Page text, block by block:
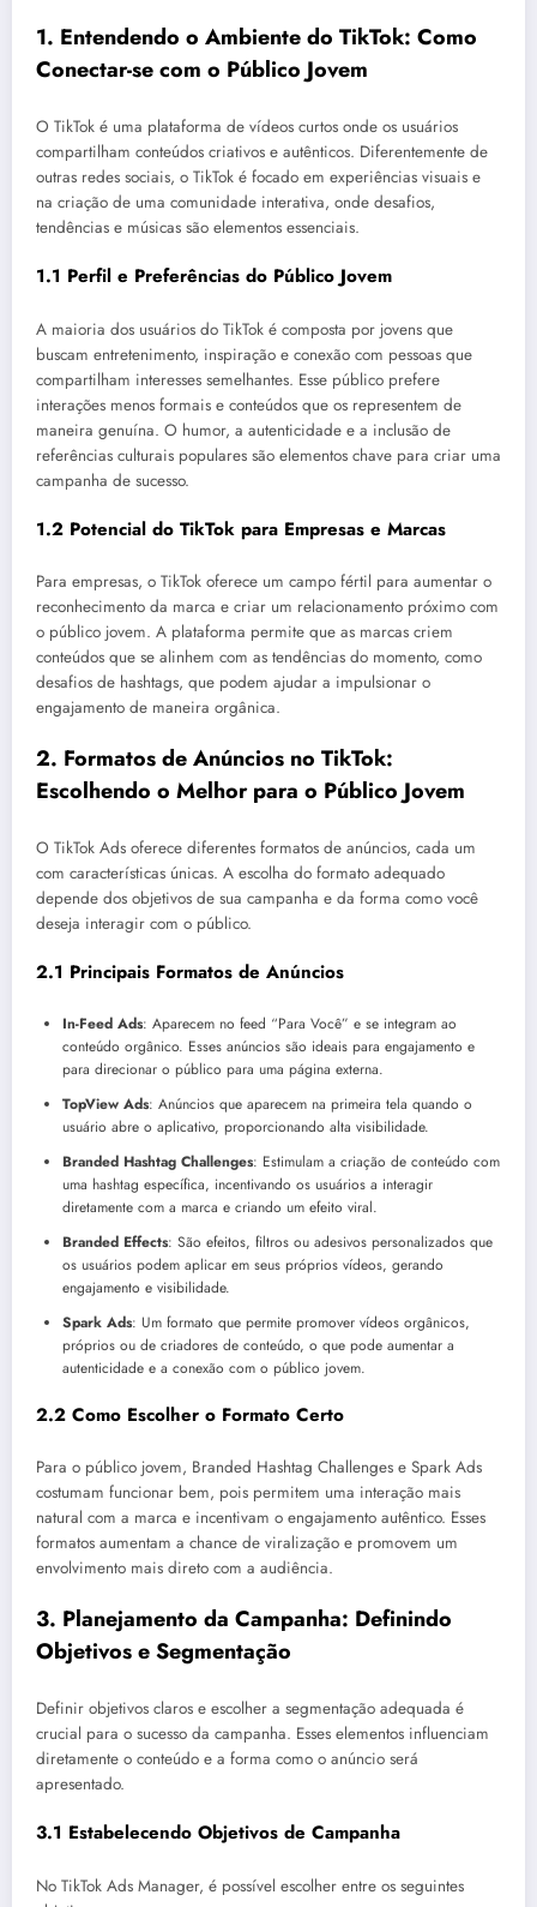
1. Entendendo o Ambiente do TikTok: Como
Conectar-se com o Público Jovem
O TikTok é uma plataforma de vídeos curtos onde os usuários
compartilham conteúdos criativos e autênticos. Diferentemente de
outras redes sociais, o TikTok é focado em experiências visuais e
na criação de uma comunidade interativa, onde desafios,
tendências e músicas são elementos essenciais.
1.1 Perfil e Preferências do Público Jovem
A maioria dos usuários do TikTok é composta por jovens que
buscam entretenimento, inspiração e conexão com pessoas que
compartilham interesses semelhantes. Esse público prefere
interações menos formais e conteúdos que os representem de
maneira genuína. O humor, a autenticidade e a inclusão de
referências culturais populares são elementos chave para criar uma
campanha de sucesso.
1.2 Potencial do TikTok para Empresas e Marcas
Para empresas, o TikTok oferece um campo fértil para aumentar o
reconhecimento da marca e criar um relacionamento próximo com
o público jovem. A plataforma permite que as marcas criem
conteúdos que se alinhem com as tendências do momento, como
desafios de hashtags, que podem ajudar a impulsionar o
engajamento de maneira orgânica.
2. Formatos de Anúncios no TikTok:
Escolhendo o Melhor para o Público Jovem
O TikTok Ads oferece diferentes formatos de anúncios, cada um
com características únicas. A escolha do formato adequado
depende dos objetivos de sua campanha e da forma como você
deseja interagir com o público.
2.1 Principais Formatos de Anúncios
In-Feed Ads: Aparecem no feed “Para Você” e se integram ao
conteúdo orgânico. Esses anúncios são ideais para engajamento e
para direcionar o público para uma página externa.
TopView Ads: Anúncios que aparecem na primeira tela quando o
usuário abre o aplicativo, proporcionando alta visibilidade.
Branded Hashtag Challenges: Estimulam a criação de conteúdo com
uma hashtag específica, incentivando os usuários a interagir
diretamente com a marca e criando um efeito viral.
Branded Effects: São efeitos, filtros ou adesivos personalizados que
os usuários podem aplicar em seus próprios vídeos, gerando
engajamento e visibilidade.
Spark Ads: Um formato que permite promover vídeos orgânicos,
próprios ou de criadores de conteúdo, o que pode aumentar a
autenticidade e a conexão com o público jovem.
2.2 Como Escolher o Formato Certo
Para o público jovem, Branded Hashtag Challenges e Spark Ads
costumam funcionar bem, pois permitem uma interação mais
natural com a marca e incentivam o engajamento autêntico. Esses
formatos aumentam a chance de viralização e promovem um
envolvimento mais direto com a audiência.
3. Planejamento da Campanha: Definindo
Objetivos e Segmentação
Definir objetivos claros e escolher a segmentação adequada é
crucial para o sucesso da campanha. Esses elementos influenciam
diretamente o conteúdo e a forma como o anúncio será
apresentado.
3.1 Estabelecendo Objetivos de Campanha
No TikTok Ads Manager, é possível escolher entre os seguintes